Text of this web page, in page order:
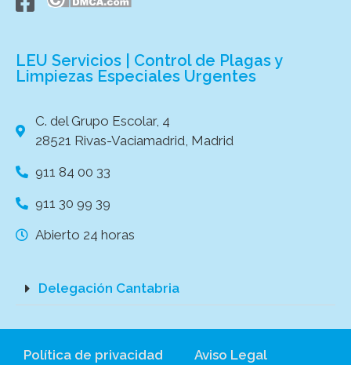
LEU Servicios | Control de Plagas y
Limpiezas Especiales Urgentes
C. del Grupo Escolar, 4
28521 Rivas-Vaciamadrid, Madrid
911 84 00 33
911 30 99 39
Abierto 24 horas
Delegación Cantabria
Política de privacidad Aviso Legal